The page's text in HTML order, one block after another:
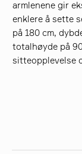
armlenene gir
enklere å sette
på 180 cm,
totalhøyde på
sitteopplevelse